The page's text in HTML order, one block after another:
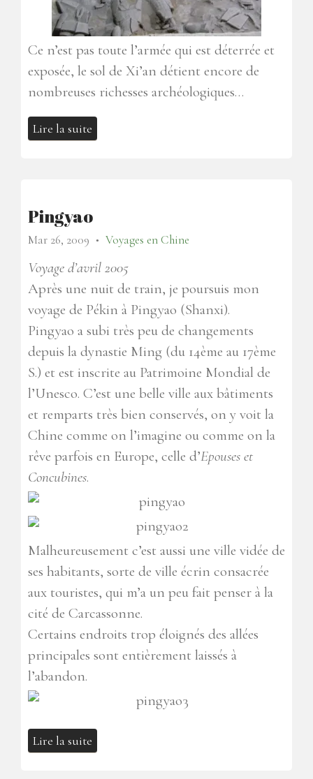
Ce n’est pas toute l’armée qui est déterrée et
exposée, le sol de Xi’an détient encore de
nombreuses richesses archéologiques…
Lire la suite
Pingyao
Mar 26, 2009 ● Voyages en Chine
Voyage d’avril 2005
Après une nuit de train, je poursuis mon
voyage de Pékin à Pingyao (Shanxi).
Pingyao a subi très peu de changements
depuis la dynastie Ming (du 14ème au 17ème
S.) et est inscrite au Patrimoine Mondial de
l’Unesco. C’est une belle ville aux bâtiments
et remparts très bien conservés, on y voit la
Chine comme on l’imagine ou comme on la
rêve parfois en Europe, celle d’Epouses et
Concubines.
Malheureusement c’est aussi une ville vidée de
ses habitants, sorte de ville écrin consacrée
aux touristes, qui m’a un peu fait penser à la
cité de Carcassonne.
Certains endroits trop éloignés des allées
principales sont entièrement laissés à
l’abandon.
Lire la suite